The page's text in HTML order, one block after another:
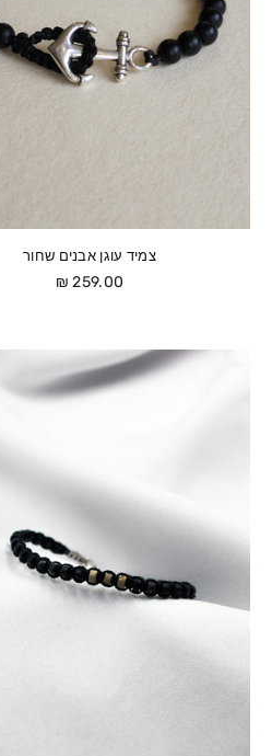
צמיד עוגן אבנים שחור
מחיר
259.00 ₪